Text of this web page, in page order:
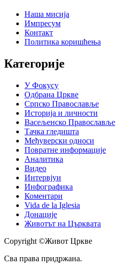
Наша мисија
Импресум
Контакт
Политика коришћења
Категорије
У Фокусу
Одбрана Цркве
Српско Православље
Историја и личности
Васељенско Православље
Тачка гледишта
Међуверски односи
Повратне информације
Аналитика
Видео
Интервјуи
Инфографика
Коментари
Vida de la Iglesia
Донације
Животът на Църквата
Copyright ©Живот Цркве
Сва права придржана.